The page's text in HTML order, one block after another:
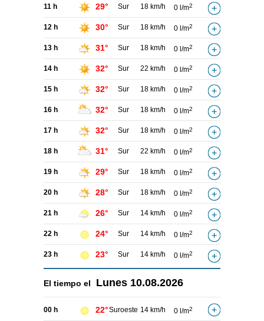
11 h 29° Sur 18 km/h 0 l/m2
12 h 30° Sur 18 km/h 0 l/m2
13 h 31° Sur 18 km/h 0 l/m2
14 h 32° Sur 22 km/h 0 l/m2
15 h 32° Sur 18 km/h 0 l/m2
16 h 32° Sur 18 km/h 0 l/m2
17 h 32° Sur 18 km/h 0 l/m2
18 h 31° Sur 22 km/h 0 l/m2
19 h 29° Sur 18 km/h 0 l/m2
20 h 28° Sur 18 km/h 0 l/m2
21 h 26° Sur 14 km/h 0 l/m2
22 h 24° Sur 14 km/h 0 l/m2
23 h 23° Sur 14 km/h 0 l/m2
El tiempo el Lunes 10.08.2026
00 h 22°Suroeste 14 km/h 0 l/m2